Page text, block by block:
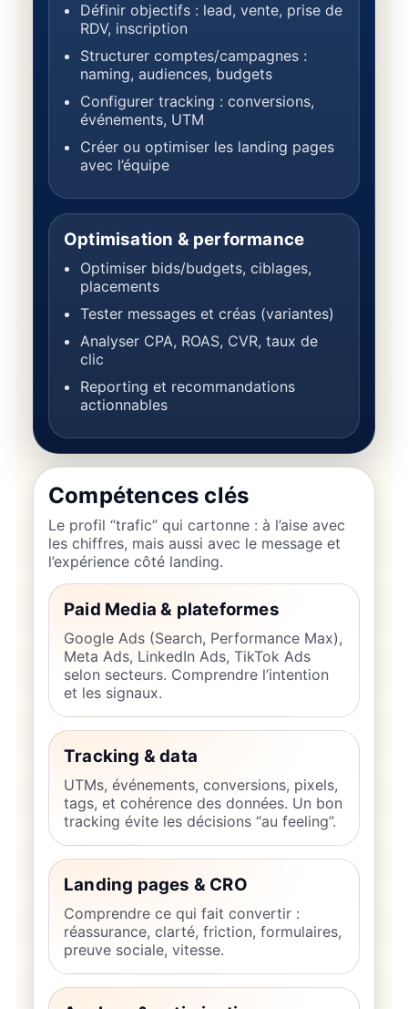
Définir objectifs : lead, vente, prise de
RDV, inscription
Structurer comptes/campagnes :
naming, audiences, budgets
Configurer tracking : conversions,
événements, UTM
Créer ou optimiser les landing pages
avec l’équipe
Optimisation & performance
Optimiser bids/budgets, ciblages,
placements
Tester messages et créas (variantes)
Analyser CPA, ROAS, CVR, taux de
clic
Reporting et recommandations
actionnables
Compétences clés
Le profil “trafic” qui cartonne : à l’aise avec
les chiffres, mais aussi avec le message et
l’expérience côté landing.
Paid Media & plateformes
Google Ads (Search, Performance Max),
Meta Ads, LinkedIn Ads, TikTok Ads
selon secteurs. Comprendre l’intention
et les signaux.
Tracking & data
UTMs, événements, conversions, pixels,
tags, et cohérence des données. Un bon
tracking évite les décisions “au feeling”.
Landing pages & CRO
Comprendre ce qui fait convertir :
réassurance, clarté, friction, formulaires,
preuve sociale, vitesse.